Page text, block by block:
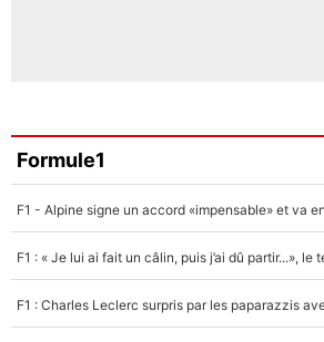
Formule1